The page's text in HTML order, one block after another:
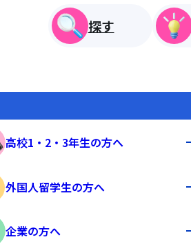
探す
高校1・2・3年生の方へ
外国人留学生の方へ
企業の方へ